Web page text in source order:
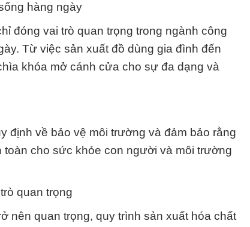
hàng ngày
đóng vai trò quan trọng trong ngành công
Từ việc sản xuất đồ dùng gia đình đến
khóa mở cánh cửa cho sự đa dạng và
định về bảo vệ môi trường và đảm bảo rằng
cho sức khỏe con người và môi trường
quan trọng
nên quan trọng, quy trình sản xuất hóa chất